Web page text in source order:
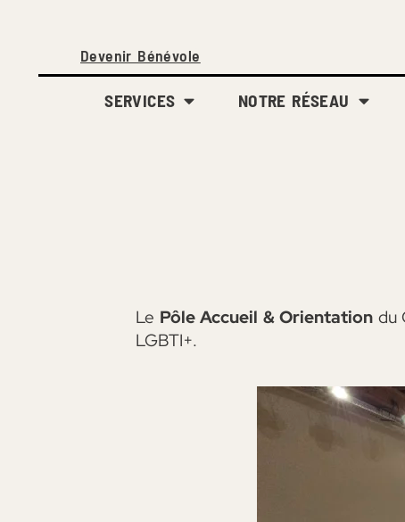
Devenir Bénévole
SERVICES NOTRE RÉSEAU
Le Pôle Accueil & Orientation du
LGBTI+.